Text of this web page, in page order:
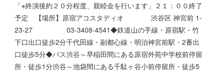
「※終演後約２０分程度、親睦会を行います」２１：００終了
予定 【場所】原宿アコスタディオ 渋谷区 神宮前 1-
23-27 03-3408-4541◆鉄道山の手線・原宿駅・竹
下口出口徒歩2分千代田線・副都心線・明治神宮前駅・2番出
口徒歩5分◆バス渋谷～早稲田間にある原宿外苑中学校前停留
所・徒歩1分渋谷～池袋間にある千駄ヶ谷小前停留所・徒歩5